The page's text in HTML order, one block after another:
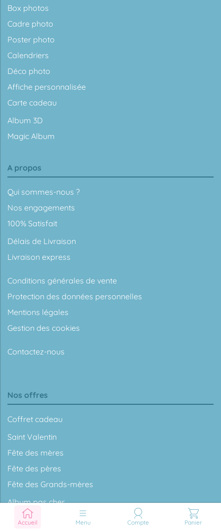
Accueil Menu Compte Panier
Box photos
Cadre photo
Poster photo
Calendriers
Déco photo
Affiche personnalisée
Carte cadeau
Album 3D
Magic Album
A propos
Qui sommes-nous ?
Nos engagements
100% Satisfait
Délais de Livraison
Livraison express
Conditions générales de vente
Protection des données personnelles
Mentions légales
Gestion des cookies
Contactez-nous
Nos offres
Coffret cadeau
Saint Valentin
Fête des mères
Fête des pères
Fête des Grands-mères
Album pas cher
Nos tarifs